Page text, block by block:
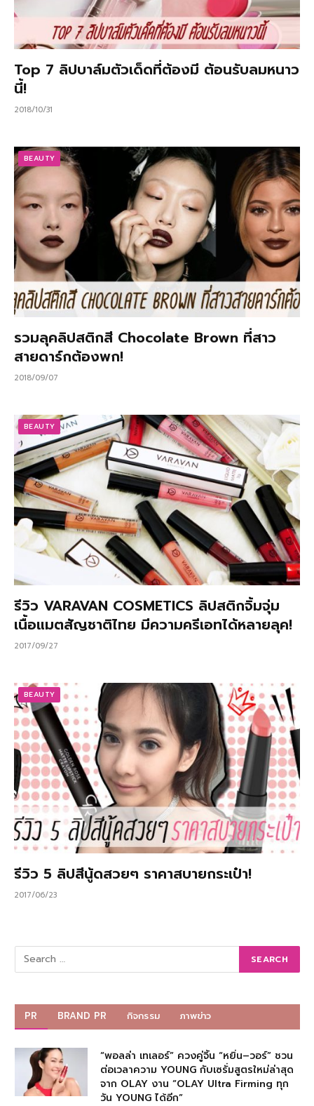
Top 7 ลิปบาล์มตัวเด็ดที่ต้องมี ต้อนรับลมหนาว
นี้!
2018/10/31
BEAUTY
รวมลุคลิปสติกสี Chocolate Brown ที่สาว
สายดาร์กต้องพก!
2018/09/07
BEAUTY
รีวิว VARAVAN COSMETICS ลิปสติกจิ้มจุ่ม
เนื้อแมตสัญชาติไทย มีความครีเอทได้หลายลุค!
2017/09/27
BEAUTY
รีวิว 5 ลิปสีนู้ดสวยๆ ราคาสบายกระเป๋า!
2017/06/23
PR BRAND PR กิจกรรม ภาพข่าว
“พอลล่า เทเลอร์” ควงคู่จิ้น “หยิ่น–วอร์” ชวน
ต่อเวลาความ YOUNG กับเซรั่มสูตรใหม่ล่าสุด
จาก OLAY งาน “OLAY Ultra Firming ทุก
วัน YOUNG ได้อีก”